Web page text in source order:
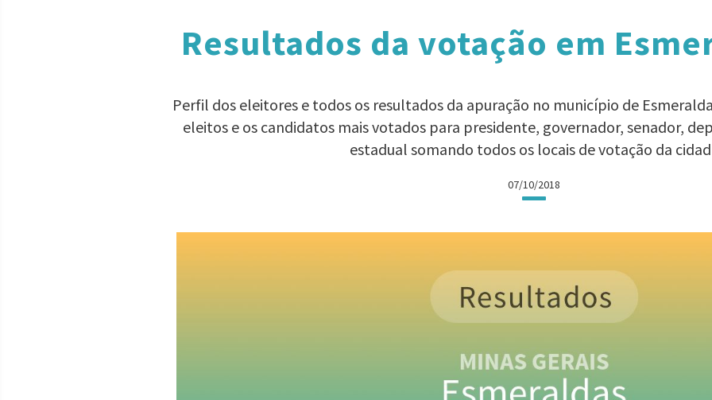
Resultados da votação em
Perfil dos eleitores e todos os resultados da apuração no município de
eleitos e os candidatos mais votados para presidente, governador, senador,
estadual somando todos os locais de votação da
07/10/2018